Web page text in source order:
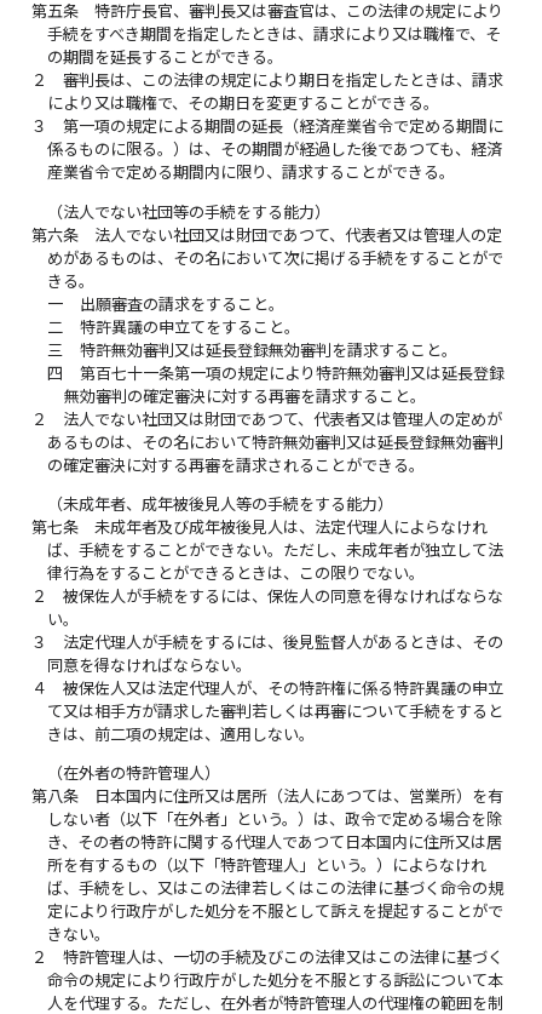
第五条
特許庁長官、審判長又は審査官は、この法律の規定により
手続をすべき期間を指定したときは、請求により又は職権で、そ
の期間を延長することができる。
２
審判長は、この法律の規定により期日を指定したときは、請求
により又は職権で、その期日を変更することができる。
３
第一項の規定による期間の延長（経済産業省令で定める期間に
係るものに限る。）は、その期間が経過した後であつても、経済
産業省令で定める期間内に限り、請求することができる。
（法人でない社団等の手続をする能力）
第六条
法人でない社団又は財団であつて、代表者又は管理人の定
めがあるものは、その名において次に掲げる手続をすることがで
きる。
一
出願審査の請求をすること。
二
特許異議の申立てをすること。
三
特許無効審判又は延長登録無効審判を請求すること。
四
第百七十一条第一項の規定により特許無効審判又は延長登録
無効審判の確定審決に対する再審を請求すること。
２
法人でない社団又は財団であつて、代表者又は管理人の定めが
あるものは、その名において特許無効審判又は延長登録無効審判
の確定審決に対する再審を請求されることができる。
（未成年者、成年被後見人等の手続をする能力）
第七条
未成年者及び成年被後見人は、法定代理人によらなけれ
ば、手続をすることができない。ただし、未成年者が独立して法
律行為をすることができるときは、この限りでない。
２
被保佐人が手続をするには、保佐人の同意を得なければならな
い。
３
法定代理人が手続をするには、後見監督人があるときは、その
同意を得なければならない。
４
被保佐人又は法定代理人が、その特許権に係る特許異議の申立
て又は相手方が請求した審判若しくは再審について手続をすると
きは、前二項の規定は、適用しない。
（在外者の特許管理人）
第八条
日本国内に住所又は居所（法人にあつては、営業所）を有
しない者（以下「在外者」という。）は、政令で定める場合を除
き、その者の特許に関する代理人であつて日本国内に住所又は居
所を有するもの（以下「特許管理人」という。）によらなけれ
ば、手続をし、又はこの法律若しくはこの法律に基づく命令の規
定により行政庁がした処分を不服として訴えを提起することがで
きない。
２
特許管理人は、一切の手続及びこの法律又はこの法律に基づく
命令の規定により行政庁がした処分を不服とする訴訟について本
人を代理する。ただし、在外者が特許管理人の代理権の範囲を制